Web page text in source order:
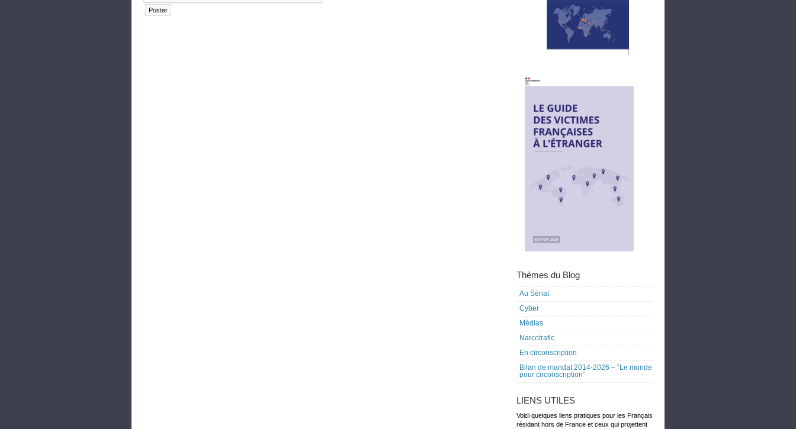
Thèmes du Blog
Au Sénat
Cyber
Médias
Narcotrafic
En circonscription
Bilan de mandat 2014-2026 – “Le monde
pour circonscription”
LIENS UTILES
Voici quelques liens pratiques pour les Français
résidant hors de France et ceux qui projettent